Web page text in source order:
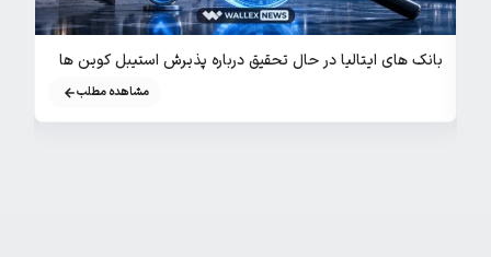
بانک های ایتالیا در حال تحقیق درباره پذیرش استیبل‌ کوین‌ ها
مشاهده مطلب